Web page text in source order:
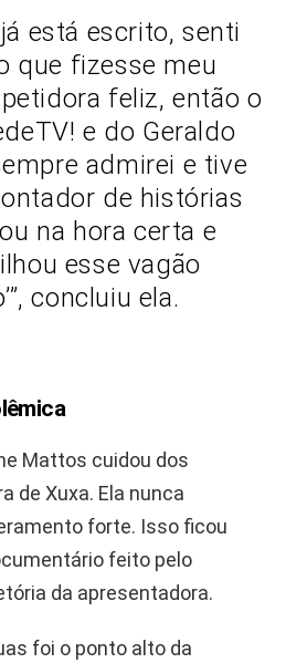
está escrito, senti
que fizesse meu
feliz, então o
e do Geraldo
admirei e tive
de histórias
na hora certa e
esse vagão
concluiu ela.
Mattos cuidou dos
de Xuxa. Ela nunca
forte. Isso ficou
feito pelo
da apresentadora.
foi o ponto alto da